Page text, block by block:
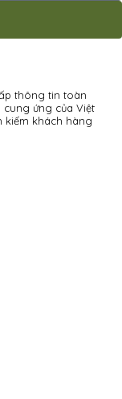
thông tin toàn
ứng của Việt
kiếm khách hàng